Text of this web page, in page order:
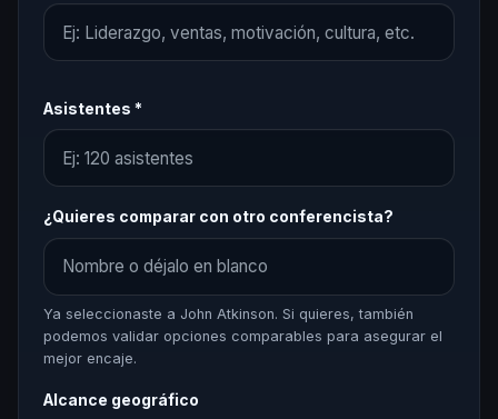
Asistentes *
¿Quieres comparar con otro conferencista?
Ya seleccionaste a John Atkinson. Si quieres, también
podemos validar opciones comparables para asegurar el
mejor encaje.
Alcance geográfico